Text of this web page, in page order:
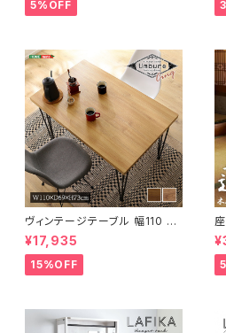
5%OFF
ヴィンテージテーブル 幅110 ダ
イニングテーブル リビングテー
ブル サイドテーブル 新生活 模
様替え
¥17,935
15%OFF